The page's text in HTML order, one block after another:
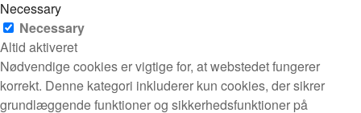
Necessary
Necessary
Altid aktiveret
Nødvendige cookies er vigtige for, at webstedet fungerer
korrekt. Denne kategori inkluderer kun cookies, der sikrer
grundlæggende funktioner og sikkerhedsfunktioner på